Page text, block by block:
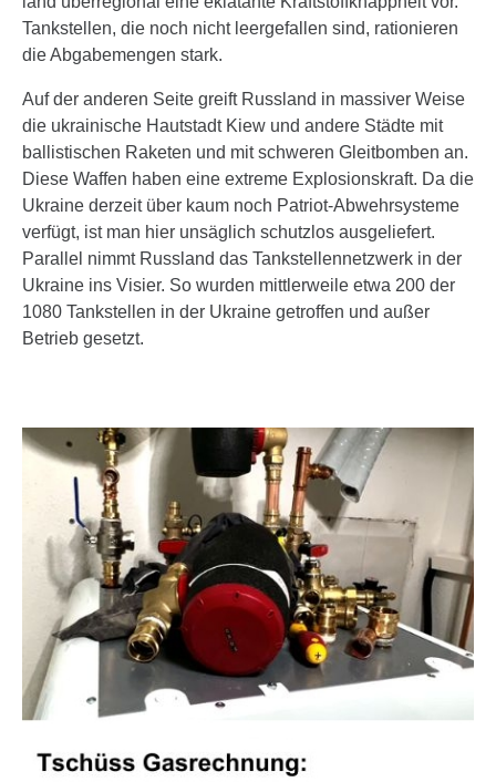
Informationen über Ihre geografische Lage erfassen,
welche bis auf einige Meter genau sein können
Merkmalen (Fingerprinting) identifizieren
Erfahren Sie mehr darüber, wie Ihre persönlichen Daten
verarbeitet werden, und legen Sie Ihre Präferenzen
im Abschnitt Einzelheiten fest.
Wir verwenden Cookies, um Inhalte und Anzeigen zu
personalisieren, Funktionen für soziale Medien anbieten
zu können und die Zugriffe auf unsere Website zu
analysieren. Außerdem geben wir Informationen zu Ihrer
Verwendung unserer Website an unsere Partner für
Hier finden Sie unserImpressum und
unsere
Datenschutzerklärung.
Tank­stellen, die noch nicht leer­ge­fallen sind, ratio­nieren
die Abga­be­mengen stark.
Auf der anderen Seite greift Russland in massiver Weise
die ukrai­ni­sche Hautstadt Kiew und andere Städte mit
ballis­ti­schen Raketen und mit schweren Gleit­bomben an.
Diese Waffen haben eine extreme Explo­si­ons­kraft. Da die
Ukraine derzeit über kaum noch Patriot-Abwehr­sys­teme
verfügt, ist man hier unsäglich schutzlos ausge­lie­fert.
Parallel nimmt Russland das Tank­stel­len­netz­werk in der
Ukraine ins Visier. So wurden mitt­ler­weile etwa 200 der
1080 Tank­stellen in der Ukraine getroffen und außer
Betrieb gesetzt.